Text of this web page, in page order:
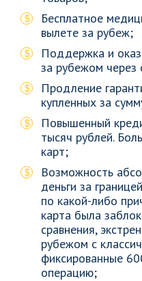
Бесплатное
вылете за рубеж;
Поддержка и
за рубежом через
Продление
купленных за
Повышенный
тысяч рублей.
карт;
Возможность
деньги за
по какой-либо
карта была
сравнения,
рубежом с
фиксированные
операцию;